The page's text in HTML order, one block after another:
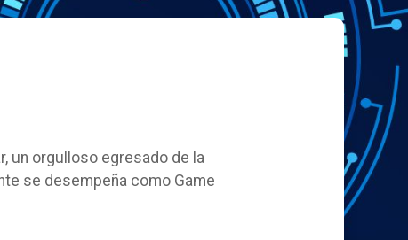
un orgulloso egresado de la
se desempeña como Game